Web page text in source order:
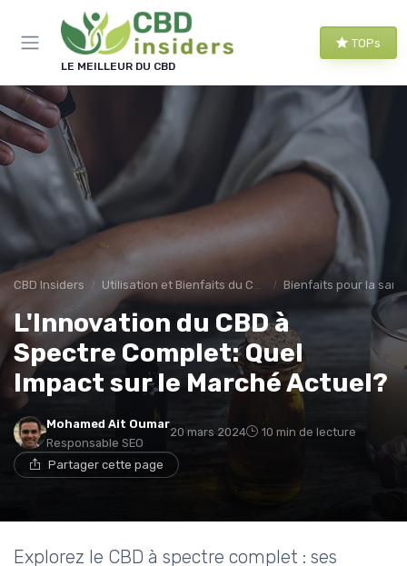
LE MEILLEUR DU CBD
TOPs
CBD Insiders Utilisation et Bienfaits du CBD Bienfaits pour la
L'Innovation du CBD à
Spectre Complet: Quel
Impact sur le Marché Actuel?
Mohamed Ait Oumar
Responsable SEO
20 mars 2024 10 min de lecture
Partager cette page
Explorez le CBD à spectre complet : ses
Panneau de gestion des cookies